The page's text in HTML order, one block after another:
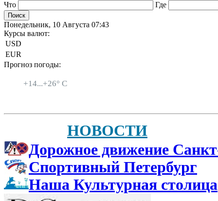
Что Где
Понедельник, 10 Августа 07:43
Курсы валют:
USD
EUR
Прогноз погоды:
+14...+26° C
НОВОСТИ
Дорожное движение
Спортивный Петербург
Наша Культурная столица